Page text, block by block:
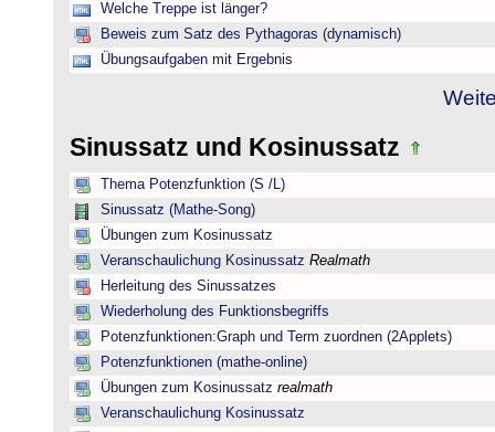
Welche Treppe ist länger?
Beweis zum Satz des Pythagoras (dynamisch)
Übungsaufgaben mit Ergebnis
Sinussatz und Kosinussatz
Thema Potenzfunktion (S /L)
Sinussatz (Mathe-Song)
Übungen zum Kosinussatz
Veranschaulichung Kosinussatz Realmath
Herleitung des Sinussatzes
Wiederholung des Funktionsbegriffs
Potenzfunktionen:Graph und Term zuordnen (2Applets)
Potenzfunktionen (mathe-online)
Übungen zum Kosinussatz realmath
Veranschaulichung Kosinussatz